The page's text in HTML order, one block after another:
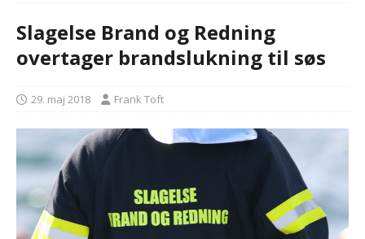
Slagelse Brand og Redning
overtager brandslukning til søs
29. maj 2018 Frank Toft